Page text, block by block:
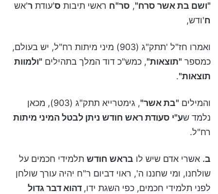
"ושם בת אשר סרח", סר"ח ראשי תיבות ס'עודת ר'אש
ח'ודש,
ואמרו חז"ל 'תתק"ג (903) מיני מיתות רח"ל, יש בעולם,
כמספר "תוצאות", כמש"כ דוד המלך בתהילים "ולמוות
תוצאות".
והמילים "בת אשר"
, גימטרייא תתק"ג (903), מכאן
נלמד שע"י סעודת ראש חודש ניתן לבטל המיני מיתות
רח"ל.
ב. אשרי אדם שיש לו בראש חודש תלמידי חכמים על
שולחנו, ומי שחננו ה', ראוי דביום ר"ח יהיה עורך שולחן
לפני תלמידי חכמים, כפי השגת ידו, דהוא דבר גדול